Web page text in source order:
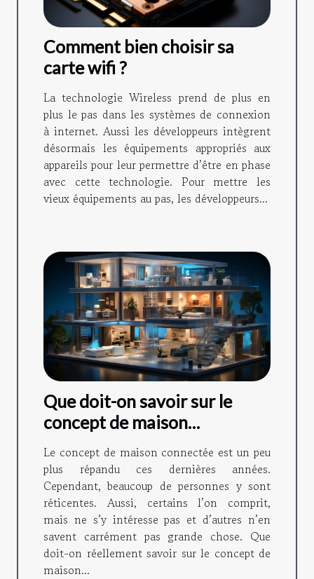
Comment bien choisir sa
carte wifi ?
La technologie Wireless prend de plus en
plus le pas dans les systèmes de connexion
à internet. Aussi les développeurs intègrent
désormais les équipements appropriés aux
appareils pour leur permettre d’être en phase
avec cette technologie. Pour mettre les
vieux équipements au pas, les développeurs...
Que doit-on savoir sur le
concept de maison
connectée ?
Le concept de maison connectée est un peu
plus répandu ces dernières années.
Cependant, beaucoup de personnes y sont
réticentes. Aussi, certains l’on comprit,
mais ne s’y intéresse pas et d’autres n’en
savent carrément pas grande chose. Que
doit-on réellement savoir sur le concept de
maison...